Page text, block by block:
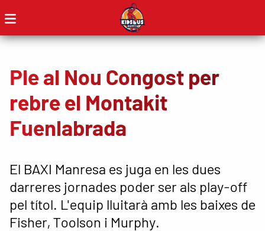
Ple al Nou Congost per
rebre el Montakit
Fuenlabrada
El BAXI Manresa es juga en les dues
darreres jornades poder ser als play-off
pel títol. L'equip lluitarà amb les baixes de
Fisher, Toolson i Murphy.